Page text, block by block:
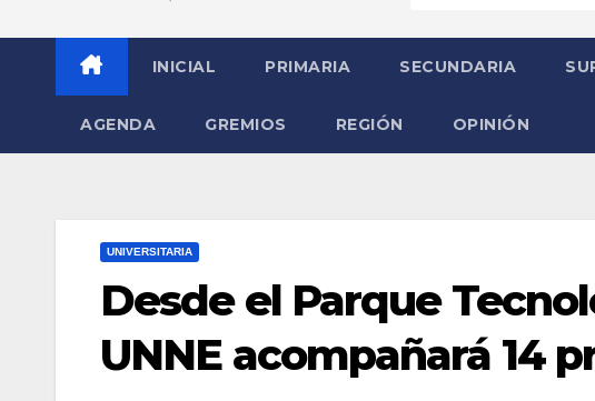
INICIAL PRIMARIA SECUNDARIA
AGENDA GREMIOS REGIÓN OPINIÓN
UNIVERSITARIA
Desde el Parque
UNNE acompañará 14